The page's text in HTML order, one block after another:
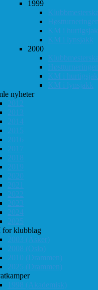
1999
Høstturneringen
KM i
KM i lynsjakk
2000
Høstturneringen
KM i
KM i lynsjakk
nyheter
2012
2013
2014
2015
2016
2017
2018
2019
2020
2021
2022
2023
2024
2025
klubblag
2003 (Asker)
2008 (Oslo)
2010 (Drammen)
2025 (Drammen)
1998 (Akademisk)